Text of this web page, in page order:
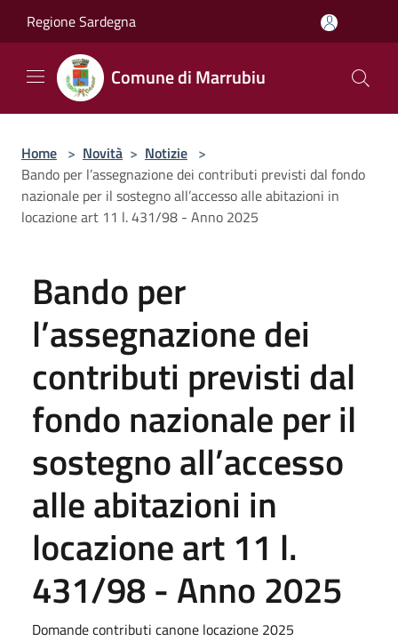
Regione Sardegna
Comune di Marrubiu
Home > Novità > Notizie >
Bando per l’assegnazione dei contributi previsti dal fondo
nazionale per il sostegno all’accesso alle abitazioni in
locazione art 11 l. 431/98 - Anno 2025
Bando per
l’assegnazione dei
contributi previsti dal
fondo nazionale per il
sostegno all’accesso
alle abitazioni in
locazione art 11 l.
431/98 - Anno 2025
Domande contributi canone locazione 2025